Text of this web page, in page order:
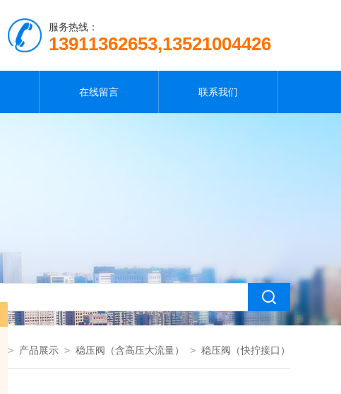
服务热线：
13911362653,13521004426
在线留言 联系我们
> 产品展示 > 稳压阀（含高压大流量） > 稳压阀（快拧接口）